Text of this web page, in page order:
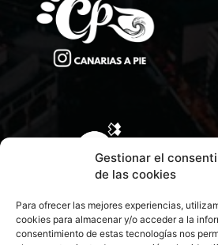
Gestionar el
de las cookies
Para ofrecer las mejores experiencias,
cookies para almacenar y/o acceder a la
consentimiento de estas tecnologías nos